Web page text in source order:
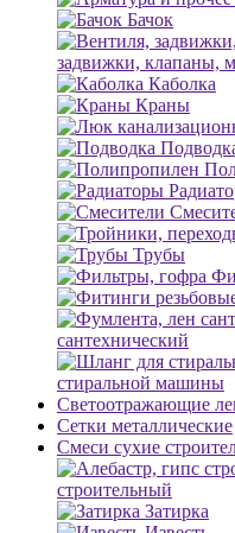
Бачок
задвижки, клапаны,
Каболка
Краны
Трубы
сантехнический
стиральной машины
Светоотражающие
Сетки металлические
Смеси сухие
строительный
Затирка